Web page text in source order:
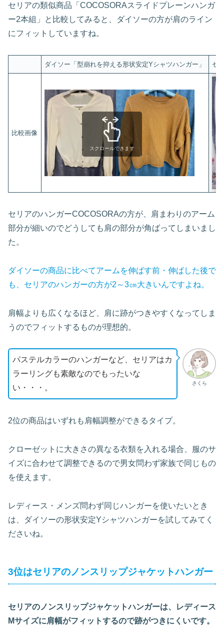
セリアの類似商品「COCOSORAスライドプレーンハンガ
ー2本組」と比較してみると、ダイソーの方が肩のライン
にフィットしていますね。
ダイソー「型崩れを抑える形状安定Yシャツハンガー」 セ
比較画像
スクロールできます
セリアのハンガーCOCOSORAの方が、肩まわりのアーム
部分が細いのでどうしても肩の部分が角ばってしまいまし
た。
ダイソーの商品に比べてアームを伸ばす前・伸ばした後で
も、セリアのハンガーの方が2～3㎝大きいんですよね。
肩幅よりも広くなるほど、肩に跡がつきやすくなってしま
うのでフィットするものが理想的。
さくら
パステルカラーのハンガーなど、セリアはカ
ラーリングも素敵なのでもったいな
い・・・。
2位の商品はいずれも肩幅調整ができるタイプ。
クローゼットに大きさの異なる衣類を入れる場合、服のサ
イズに合わせて調整できるので男女問わず家族で同じもの
を使えます。
レディース・メンズ問わず同じハンガーを使いたいとき
は、ダイソーの形状安定Yシャツハンガーを試してみてく
ださいね。
3位はセリアのノンスリップジャケットハンガー
セリアのノンスリップジャケットハンガーは、レディース
Mサイズに肩幅がフィットするので跡がつきにくいです。